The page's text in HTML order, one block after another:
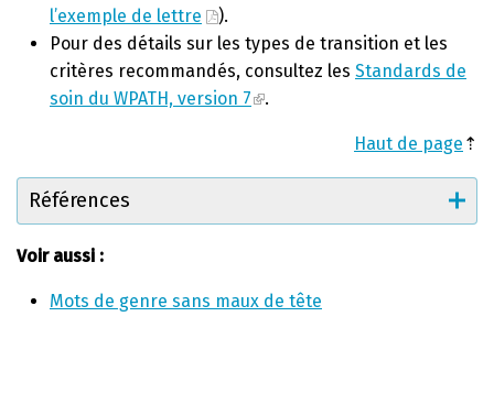
l’exemple de lettre
).
Pour des détails sur les types de transition et les
critères recommandés, consultez les Standards de
soin du WPATH, version 7
.
Haut de page ⇡
Références
Voir aussi :
Mots de genre sans maux de tête